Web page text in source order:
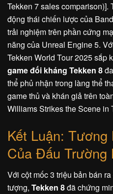
Tekken 7 sales comparison)].
động thái chiến lược của
trải nghiệm trên phần cứng
năng của Unreal Engine 5.
Tekken World Tour 2025 sắp
game đối kháng Tekken 8
thể phủ nhận trong làng thể
game thủ và khán giả trên
Williams Strikes the Scene in
Kết Luận:
Của Đấu Trường
Với cột mốc 3 triệu bản bán
tượng, Tekken 8đã chứng